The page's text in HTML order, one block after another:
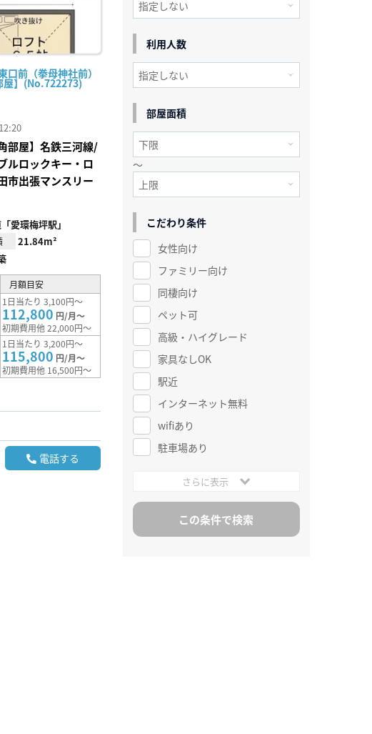
口前（拳母神社前）
屋】(No.722273)
部屋】名鉄三河線/
ロックキー・ロ
市出張マンスリー
愛環梅坪駅」
21.84m²
月額目安
1日当たり 3,100円～
112,800 円/月～
初期費用他 22,000円～
1日当たり 3,200円～
115,800 円/月～
初期費用他 16,500円～
電話する
利用人数
部屋面積
～
こだわり条件
女性向け
ファミリー向け
同棲向け
ペット可
高級・ハイグレード
家具なしOK
駅近
インターネット無料
wifiあり
駐車場あり
さらに表示